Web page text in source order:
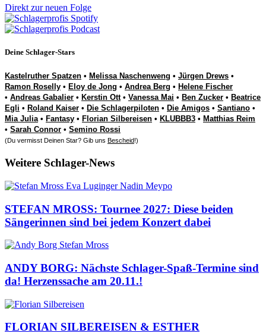
Direkt zur neuen Folge
Deine Schlager-Stars
Kastelruther Spatzen • Melissa Naschenweng • Jürgen Drews •
Ramon Roselly • Eloy de Jong • Andrea Berg • Helene Fischer
• Andreas Gabalier • Kerstin Ott• Vanessa Mai • Ben Zucker • Beatrice
Egli • Roland Kaiser • Die Schlagerpiloten • Die Amigos • Santiano •
Mia Julia• Fantasy • Florian Silbereisen • KLUBBB3 • Matthias Reim
• Sarah Connor • Semino Rossi
(Du vermisst Deinen Star? Gib uns Bescheid!)
Weitere Schlager-News
STEFAN MROSS: Tournee 2027: Diese beiden
Sängerinnen sind bei jedem Konzert dabei
ANDY BORG: Nächste Schlager-Spaß-Termine sind
da! Herzenssache am 20.11.!
FLORIAN SILBEREISEN & ESTHER